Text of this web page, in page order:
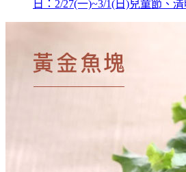
日：2/27(一)~3/1(日)兒童節、